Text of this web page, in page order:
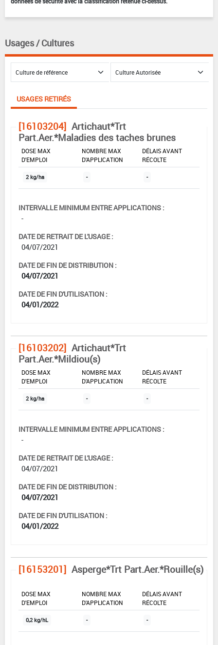
Usages / Cultures
USAGES RETIRÉS
[16103204] Artichaut*Trt
Part.Aer.*Maladies des taches brunes
DOSE MAX
D'EMPLOI
NOMBRE MAX
D'APPLICATION
DÉLAIS AVANT
RÉCOLTE
2 kg/ha - -
INTERVALLE MINIMUM ENTRE APPLICATIONS :
-
DATE DE RETRAIT DE L'USAGE :
04/07/2021
DATE DE FIN DE DISTRIBUTION :
04/07/2021
DATE DE FIN D'UTILISATION :
04/01/2022
[16103202] Artichaut*Trt
Part.Aer.*Mildiou(s)
DOSE MAX
D'EMPLOI
NOMBRE MAX
D'APPLICATION
DÉLAIS AVANT
RÉCOLTE
2 kg/ha - -
INTERVALLE MINIMUM ENTRE APPLICATIONS :
-
DATE DE RETRAIT DE L'USAGE :
04/07/2021
DATE DE FIN DE DISTRIBUTION :
04/07/2021
DATE DE FIN D'UTILISATION :
04/01/2022
[16153201] Asperge*Trt Part.Aer.*Rouille(s)
DOSE MAX
D'EMPLOI
NOMBRE MAX
D'APPLICATION
DÉLAIS AVANT
RÉCOLTE
0,2 kg/hL - -